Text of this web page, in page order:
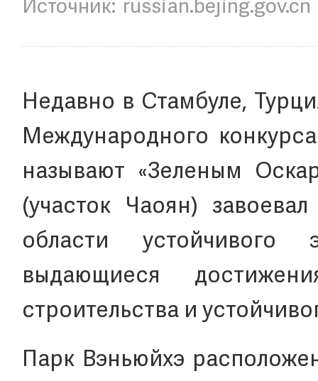
russian.bejing.gov.cn
Недавно в Стамбуле,
Международного
называют «Зеленым
(участок Чаоян)
области устойчивого
выдающиеся
строительства и
Парк Вэньюйхэ